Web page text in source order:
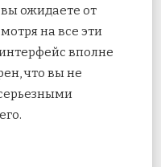
ожидаете от
на все эти
вполне
что вы не